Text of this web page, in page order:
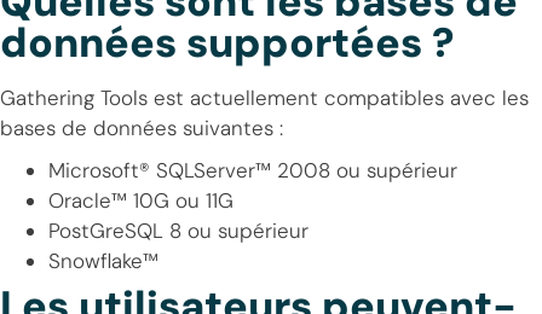
données supportées ?
Gathering Tools est actuellement compatibles avec les
bases de données suivantes :
Microsoft® SQLServer™ 2008 ou supérieur
Oracle™ 10G ou 11G
PostGreSQL 8 ou supérieur
Snowflake™